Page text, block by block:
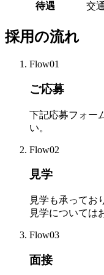
待遇
交
採用の流れ
Flow01
ご応募
下記応募フォー
い。
Flow02
見学
見学も承ってお
見学については
Flow03
面接